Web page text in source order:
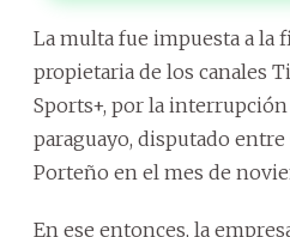
La multa fue impuesta a la
propietaria de los canales
Sports+, por la
paraguayo, disputado
Porteño en el mes de
En ese entonces, la